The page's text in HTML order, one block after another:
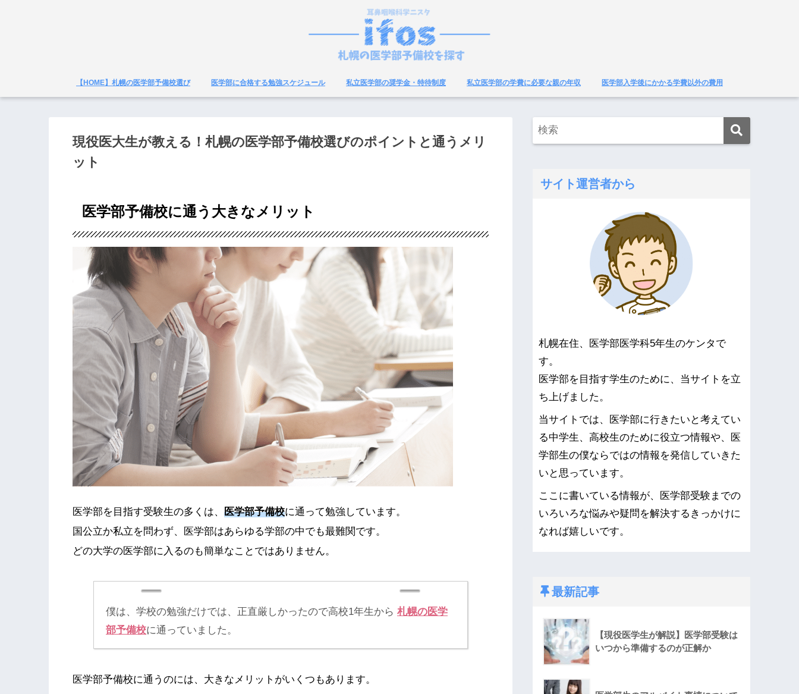
【HOME】札幌の医学部予備校選び 医学部に合格する勉強スケジュール 私立医学部の奨学金・特待制度 私立医学部の学費に必要な親の年収 医学部入学後にかかる学費以外の費用
現役医大生が教える！札幌の医学部予備校選びのポイントと通うメリ
ット
医学部予備校に通う大きなメリット
医学部を目指す受験生の多くは、 医学部予備校に通って勉強しています。
国公立か私立を問わず、医学部はあらゆる学部の中でも最難関です。
どの大学の医学部に入るのも簡単なことではありません。
僕は、学校の勉強だけでは、正直厳しかったので高校1年生から 札幌の医学
部予備校に通っていました。
医学部予備校に通うのには、大きなメリットがいくつもあります。
サイト運営者から
札幌在住、医学部医学科5年生のケンタで
す。
医学部を目指す学生のために、当サイトを立
ち上げました。
当サイトでは、医学部に行きたいと考えてい
る中学生、高校生のために役立つ情報や、医
学部生の僕ならではの情報を発信していきた
いと思っています。
ここに書いている情報が、医学部受験までの
いろいろな悩みや疑問を解決するきっかけに
なれば嬉しいです。
最新記事
【現役医学生が解説】医学部受験は
いつから準備するのが正解か